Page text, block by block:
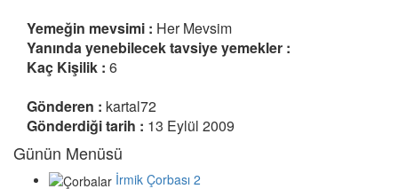
Yemeğin mevsimi : Her Mevsim
Yanında yenebilecek tavsiye yemekler :
Kaç Kişilik : 6
Gönderen : kartal72
Gönderdiği tarih : 13 Eylül 2009
Günün Menüsü
İrmik Çorbası 2